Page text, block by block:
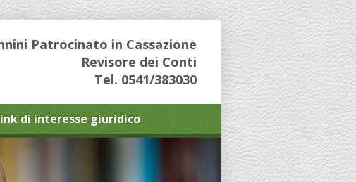
Patrocinato in Cassazione
Revisore dei Conti
Tel. 0541/383030
di interesse giuridico